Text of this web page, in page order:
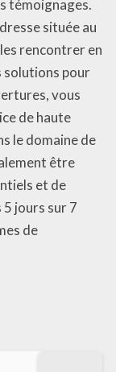
témoignages.
située au
rencontrer en
solutions pour
vous
de haute
le domaine de
être
et de
jours sur 7
de